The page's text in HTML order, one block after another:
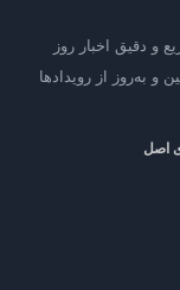
و دقیق اخبار روز
به‌روز از رویدادها
اصل